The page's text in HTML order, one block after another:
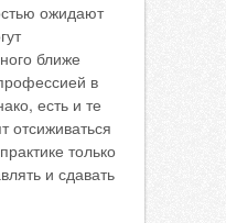
ожидают
ближе
в
есть и те
отсиживаться
только
и сдавать